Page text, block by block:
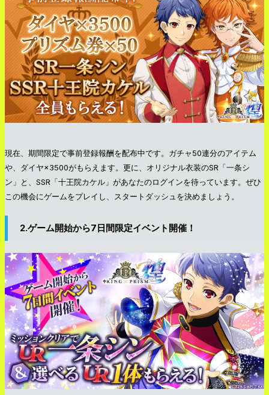
現在、期間限定で事前登録報酬を配布中です。ガチャ50連分のアイテム
や、ダイヤ×3500がもらえます。更に、オリジナル衣装のSR「一条シ
ン」と、SSR「十王院カケル」があなたのログインを待っています。ぜひ
この機会にゲームをプレイし、スタートダッシュを決めましょう。
2.ゲーム開始から7日間限定イベント開催！